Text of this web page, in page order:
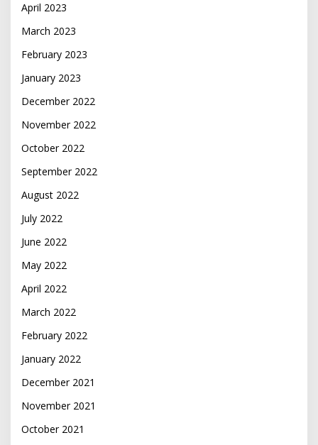
April 2023
March 2023
February 2023
January 2023
December 2022
November 2022
October 2022
September 2022
August 2022
July 2022
June 2022
May 2022
April 2022
March 2022
February 2022
January 2022
December 2021
November 2021
October 2021